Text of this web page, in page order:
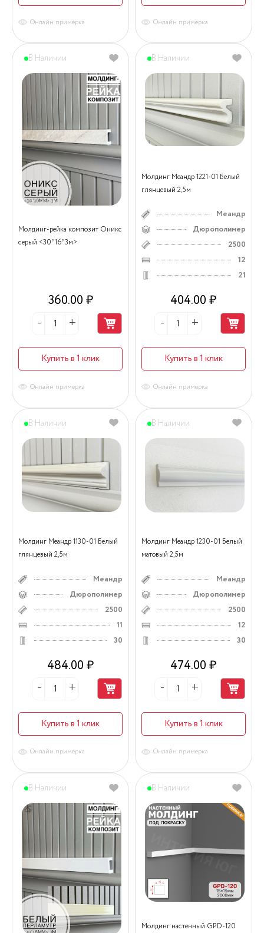
Онлайн примерка Онлайн примерка
Молдинг-рейка композит Оникс
серый <30*16*3м>
360.00 ₽
Купить в 1 клик
В Наличии
Онлайн примерка
Молдинг Меандр 1221-01 Белый
глянцевый 2,5м
Меандр
Дюрополимер
2500
12
21
404.00 ₽
Купить в 1 клик
В Наличии
Онлайн примерка
Молдинг Меандр 1130-01 Белый
глянцевый 2,5м
Меандр
Дюрополимер
2500
11
30
484.00 ₽
Купить в 1 клик
В Наличии
Онлайн примерка
Молдинг Меандр 1230-01 Белый
матовый 2,5м
Меандр
Дюрополимер
2500
12
30
474.00 ₽
Купить в 1 клик
В Наличии
Онлайн примерка
В Наличии
Молдинг настенный GPD-120
В Наличии